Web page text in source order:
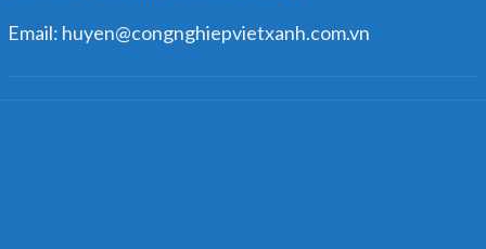
Email: huyen@congnghiepvietxanh.com.vn